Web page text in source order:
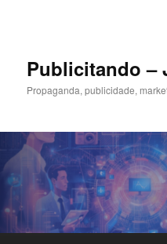
principal
secundárioPublicitando –
Propaganda, publicidade,